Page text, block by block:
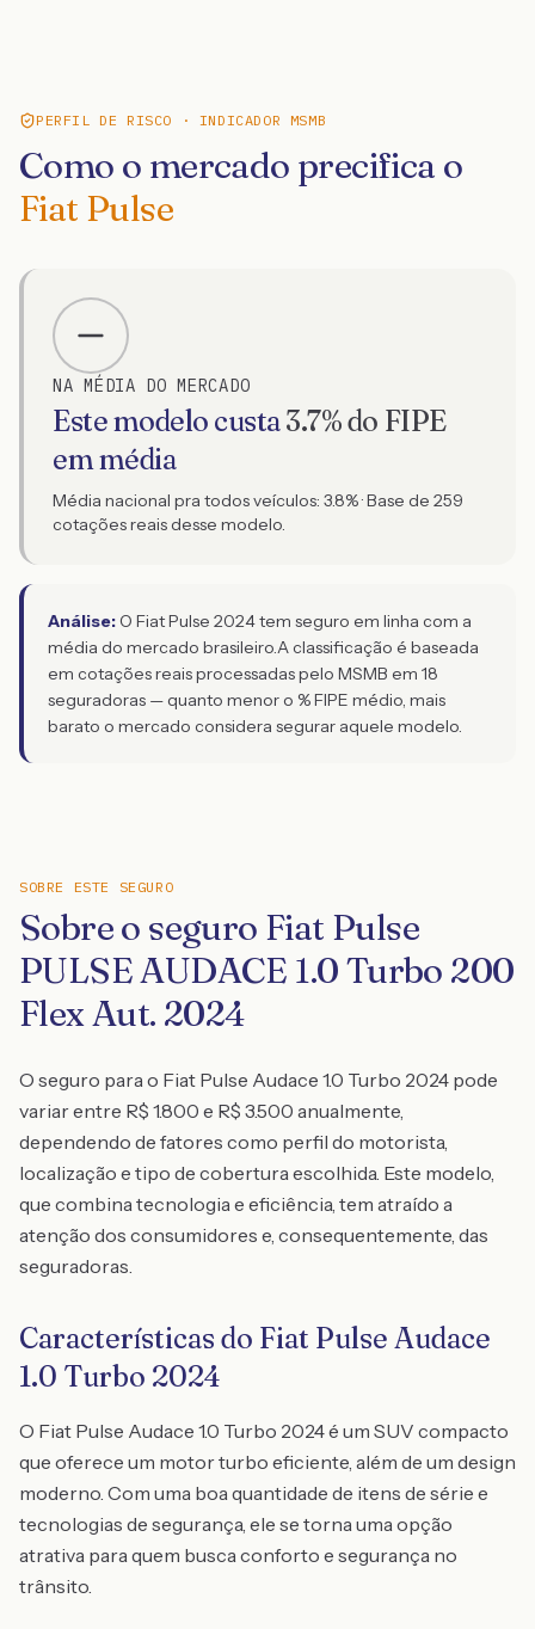
PERFIL DE RISCO · INDICADOR MSMB
Como o mercado precifica o
Fiat Pulse
NA MÉDIA DO MERCADO
Este modelo custa3.7% do FIPE
em média
Média nacional pra todos veículos: 3.8% · Base de 259
cotações reais desse modelo.
Análise: O Fiat Pulse 2024 tem seguro em linha com a
média do mercado brasileiro.A classificação é baseada
em cotações reais processadas pelo MSMB em 18
seguradoras — quanto menor o % FIPE médio, mais
barato o mercado considera segurar aquele modelo.
SOBRE ESTE SEGURO
Sobre o seguro Fiat Pulse
PULSE AUDACE 1.0 Turbo 200
Flex Aut. 2024
O seguro para o Fiat Pulse Audace 1.0 Turbo 2024 pode
variar entre R$ 1.800 e R$ 3.500 anualmente,
dependendo de fatores como perfil do motorista,
localização e tipo de cobertura escolhida. Este modelo,
que combina tecnologia e eficiência, tem atraído a
atenção dos consumidores e, consequentemente, das
seguradoras.
Características do Fiat Pulse Audace
1.0 Turbo 2024
O Fiat Pulse Audace 1.0 Turbo 2024 é um SUV compacto
que oferece um motor turbo eficiente, além de um design
moderno. Com uma boa quantidade de itens de série e
tecnologias de segurança, ele se torna uma opção
atrativa para quem busca conforto e segurança no
trânsito.